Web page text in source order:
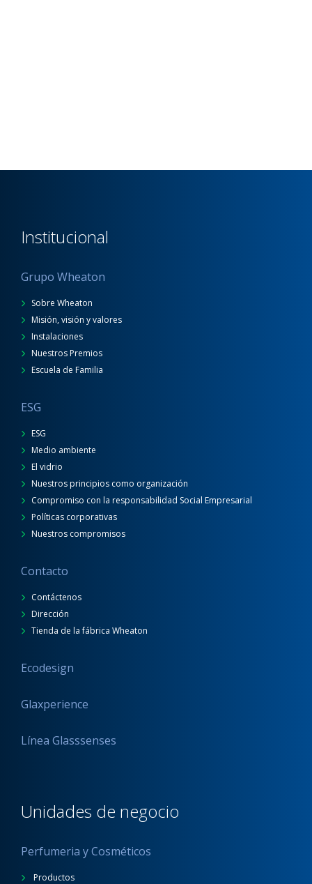
Institucional
Grupo Wheaton
Sobre Wheaton
Misión, visión y valores
Instalaciones
Nuestros Premios
Escuela de Familia
ESG
ESG
Medio ambiente
El vidrio
Nuestros principios como organización
Compromiso con la responsabilidad Social Empresarial
Políticas corporativas
Nuestros compromisos
Contacto
Contáctenos
Dirección
Tienda de la fábrica Wheaton
Ecodesign
Glaxperience
Línea Glasssenses
Unidades de negocio
Perfumeria y Cosméticos
Productos